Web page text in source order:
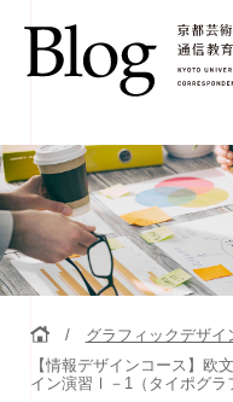
グラフィックデザイ
【情報デザインコース】欧
イン演習Ⅰ－1（タイポグラ